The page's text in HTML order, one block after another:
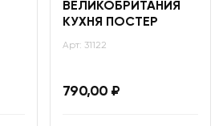
ВЕЛИКОБРИТАНИЯ
КУХНЯ ПОСТЕР
Арт: 31122
790,00 ₽